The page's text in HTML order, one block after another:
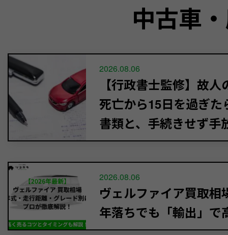
中古車
2026.08.06
【行政書士監修】故
死亡から15日を過ぎ
書類と、手続きせず手
2026.08.06
ヴェルファイア買取相
年落ちでも「輸出」で